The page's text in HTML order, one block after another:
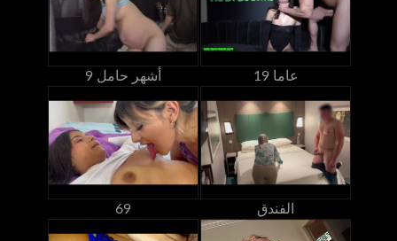
9 أشهر حامل 19 عاما
69 الفندق